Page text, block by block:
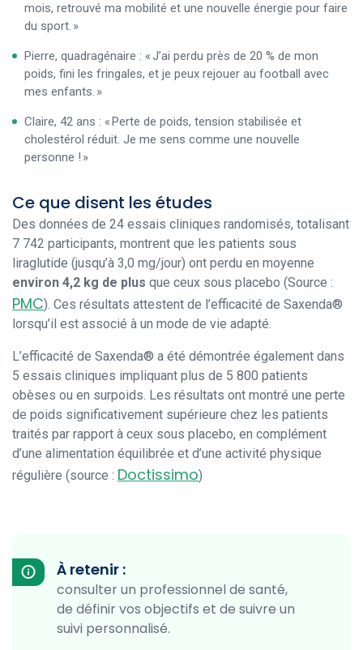
mois, retrouvé ma mobilité et une nouvelle énergie pour faire
du sport. »
Pierre, quadragénaire : « J’ai perdu près de 20 % de mon
poids, fini les fringales, et je peux rejouer au football avec
mes enfants. »
Claire, 42 ans : « Perte de poids, tension stabilisée et
cholestérol réduit. Je me sens comme une nouvelle
personne ! »
Ce que disent les études
Des données de 24 essais cliniques randomisés, totalisant
7 742 participants, montrent que les patients sous
liraglutide (jusqu’à 3,0 mg/jour) ont perdu en moyenne
environ 4,2 kg de plus que ceux sous placebo (Source :
PMC). Ces résultats attestent de l’efficacité de Saxenda®
lorsqu’il est associé à un mode de vie adapté.
L’efficacité de Saxenda® a été démontrée également dans
5 essais cliniques impliquant plus de 5 800 patients
obèses ou en surpoids. Les résultats ont montré une perte
de poids significativement supérieure chez les patients
traités par rapport à ceux sous placebo, en complément
d’une alimentation équilibrée et d’une activité physique
régulière (source : Doctissimo)
À retenir :
consulter un professionnel de santé,
de définir vos objectifs et de suivre un
suivi personnalisé.